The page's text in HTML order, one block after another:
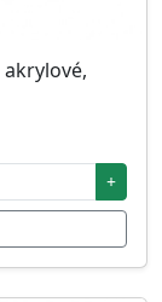
akrylové,
+